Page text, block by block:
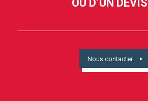
OU D’UN
Nous contacter